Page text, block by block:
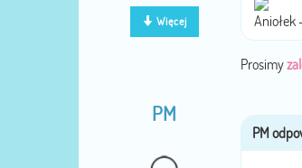
Więcej Aniołek
Prosimy
PM